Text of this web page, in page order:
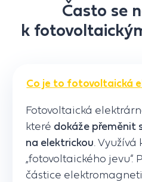
Často se
k
Co je to fotovoltaická
Fotovoltaická
které dokáže přeměnit
na elektrickou. Využívá
„fotovoltaického jevu“.
částice